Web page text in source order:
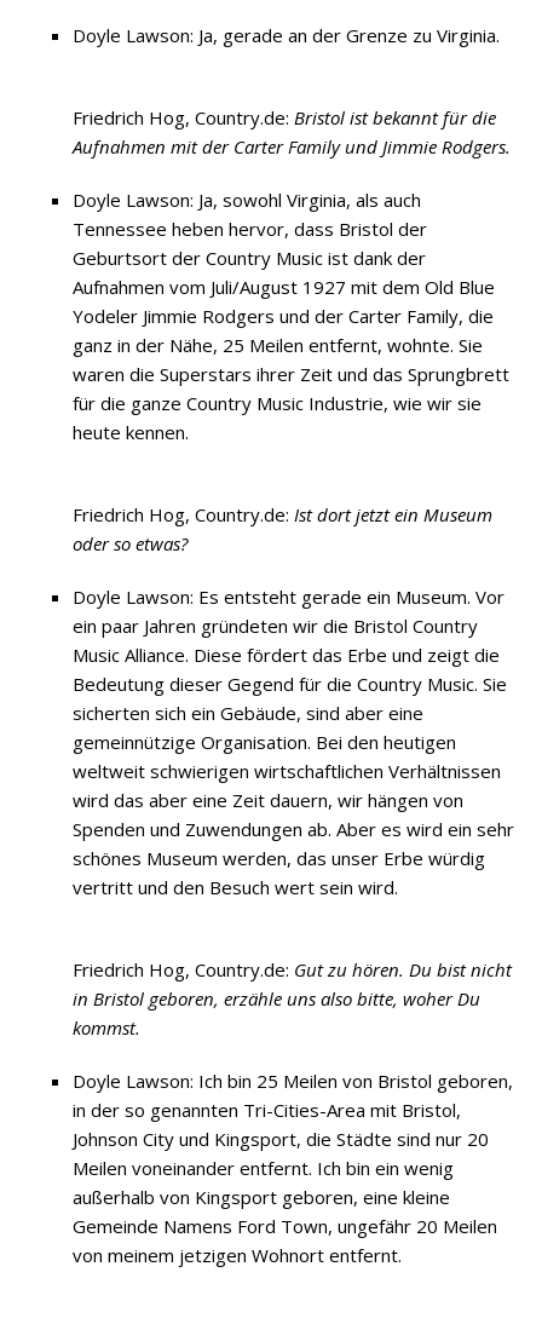
Doyle Lawson: Ja, gerade an der Grenze zu Virginia.
Friedrich Hog, Country.de: Bristol ist bekannt für die
Aufnahmen mit der Carter Family und Jimmie Rodgers.
Doyle Lawson: Ja, sowohl Virginia, als auch
Tennessee heben hervor, dass Bristol der
Geburtsort der Country Music ist dank der
Aufnahmen vom Juli/August 1927 mit dem Old Blue
Yodeler Jimmie Rodgers und der Carter Family, die
ganz in der Nähe, 25 Meilen entfernt, wohnte. Sie
waren die Superstars ihrer Zeit und das Sprungbrett
für die ganze Country Music Industrie, wie wir sie
heute kennen.
Friedrich Hog, Country.de: Ist dort jetzt ein Museum
oder so etwas?
Doyle Lawson: Es entsteht gerade ein Museum. Vor
ein paar Jahren gründeten wir die Bristol Country
Music Alliance. Diese fördert das Erbe und zeigt die
Bedeutung dieser Gegend für die Country Music. Sie
sicherten sich ein Gebäude, sind aber eine
gemeinnützige Organisation. Bei den heutigen
weltweit schwierigen wirtschaftlichen Verhältnissen
wird das aber eine Zeit dauern, wir hängen von
Spenden und Zuwendungen ab. Aber es wird ein sehr
schönes Museum werden, das unser Erbe würdig
vertritt und den Besuch wert sein wird.
Friedrich Hog, Country.de: Gut zu hören. Du bist nicht
in Bristol geboren, erzähle uns also bitte, woher Du
kommst.
Doyle Lawson: Ich bin 25 Meilen von Bristol geboren,
in der so genannten Tri-Cities-Area mit Bristol,
Johnson City und Kingsport, die Städte sind nur 20
Meilen voneinander entfernt. Ich bin ein wenig
außerhalb von Kingsport geboren, eine kleine
Gemeinde Namens Ford Town, ungefähr 20 Meilen
von meinem jetzigen Wohnort entfernt.